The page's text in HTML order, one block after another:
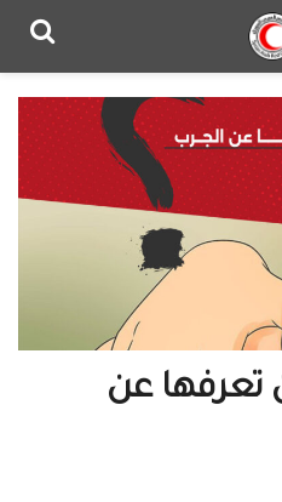
تعرفها عن